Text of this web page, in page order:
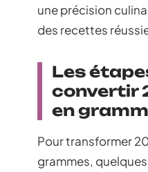
une précision
des recettes
Les
convertir
en
Pour transformer
grammes,